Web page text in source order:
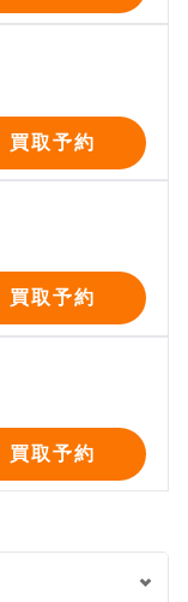
買取予約
買取予約
買取予約